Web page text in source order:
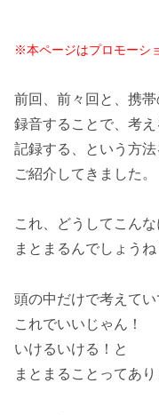
※本ページはプロモーシ
前回、前々回と、携
録音することで、考え
記録する、という方法
ご紹介してきました。
これ、どうしてこんな
まとまるんでしょうね
頭の中だけで考えてい
これでいいじゃん！
いけるいける！と
まとまることってあり